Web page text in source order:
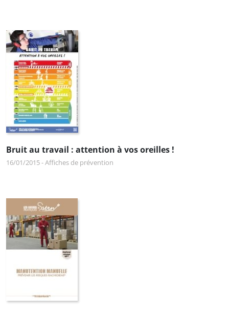
Bruit au travail : attention à vos oreilles !
16/01/2015-Affiches de prévention